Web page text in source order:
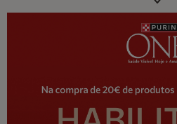
Contacte a nossa
Siga-